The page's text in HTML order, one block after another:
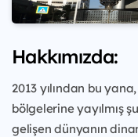
Hakkımızda:
2013 yılından bu
bölgelerine yayılmış
gelişen dünyanın